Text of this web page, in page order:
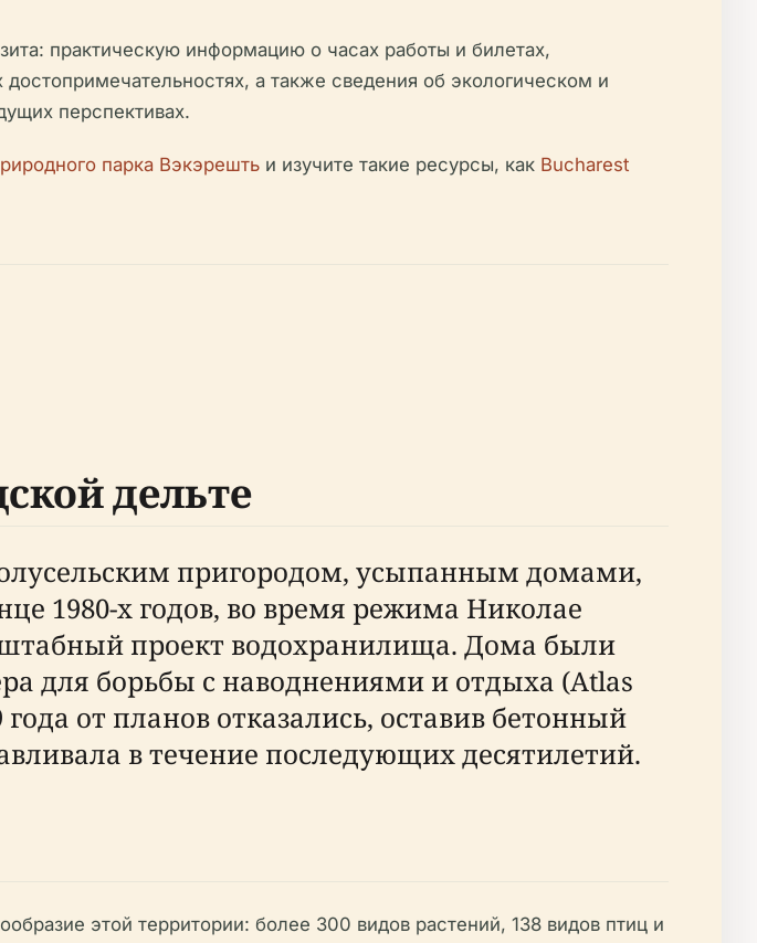
практическую информацию о часах работы и билетах,
а также сведения об экологическом и
перспективах.
парка Вэкэрешть и изучите такие ресурсы, как Bucharest
дельте
пригородом, усыпанным домами,
1980-х годов, во время режима Николае
проект водохранилища. Дома были
для борьбы с наводнениями и отдыха (Atlas
от планов отказались, оставив бетонный
в течение последующих десятилетий.
этой территории: более 300 видов растений, 138 видов птиц и